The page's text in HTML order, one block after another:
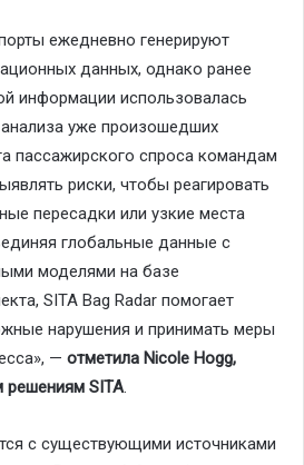
ежедневно генерируют
данных, однако ранее
информации использовалась
уже произошедших
пассажирского спроса командам
риски, чтобы реагировать
пересадки или узкие места
глобальные данные с
моделями на базе
SITA Bag Radar помогает
нарушения и принимать меры
— отметила Nicole Hogg,
решениям SITA.
с существующими источниками